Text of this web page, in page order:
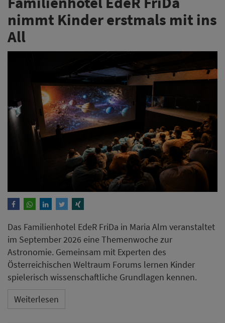
nimmt Kinder erstmals mit ins
All
Das Familienhotel EdeR FriDa in Maria Alm veranstaltet
im September 2026 eine Themenwoche zur
Astronomie. Gemeinsam mit Experten des
Österreichischen Weltraum Forums lernen Kinder
spielerisch wissenschaftliche Grundlagen kennen.
Weiterlesen